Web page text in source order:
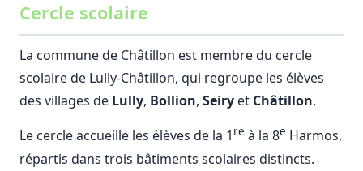
Cercle scolaire
La commune de Châtillon est membre du cercle
scolaire de Lully-Châtillon, qui regroupe les élèves
des villages de Lully, Bollion, Seiry et Châtillon.
Le cercle accueille les élèves de la 1 re à la 8e Harmos,
répartis dans trois bâtiments scolaires distincts.